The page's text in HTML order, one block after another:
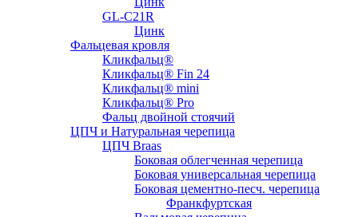
GL-С21R
Цинк
Фальцевая кровля
Кликфальц®
Кликфальц® Fin 24
Кликфальц® mini
Кликфальц® Pro
Фальц двойной стоячий
ЦПЧ и Натуральная черепица
ЦПЧ Braas
Боковая облегченная черепица
Боковая универсальная черепица
Боковая цементно-песч. черепица
Франкфуртская